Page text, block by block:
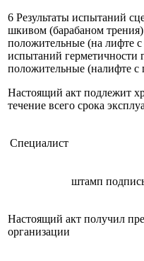
6 Результаты испытаний
шкивом (барабаном
положительные (на лифте
испытаний герметичности
положительные (налифте с
Настоящий акт подлежит
течение всего срока
Специалист
штамп
Настоящий акт получил
организации